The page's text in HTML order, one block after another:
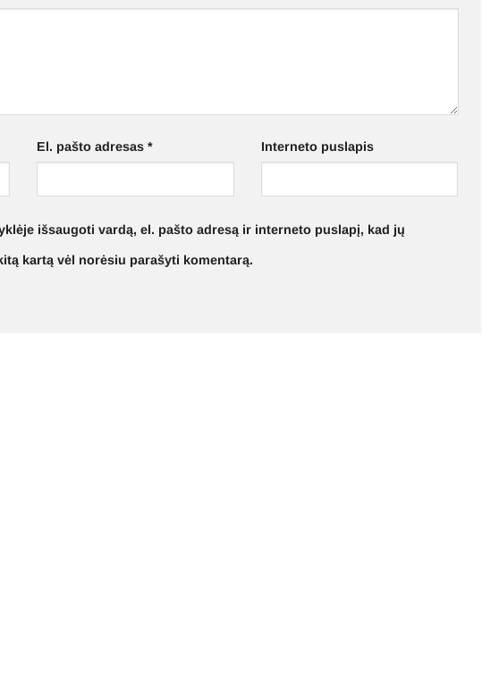
El. pašto adresas * Interneto puslapis
išsaugoti vardą, el. pašto adresą ir interneto puslapį, kad jų
kartą vėl norėsiu parašyti komentarą.